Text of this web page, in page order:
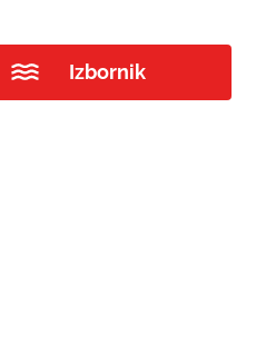
Izbornik